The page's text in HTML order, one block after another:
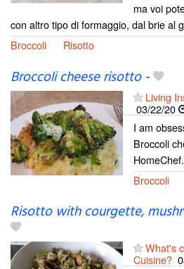
ma voi
con altro tipo di formaggio, dal brie al
Broccoli
Risotto
Broccoli cheese risotto-
Living
03/22/20
I am
Broccoli
Broccoli
Risotto with courgette,
What's
Cuisine?